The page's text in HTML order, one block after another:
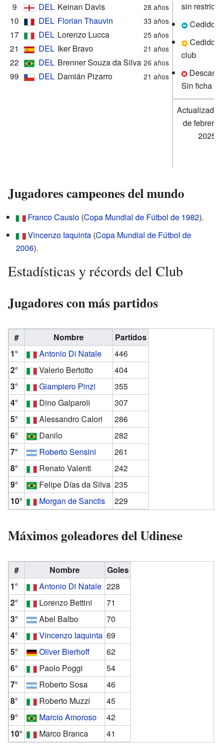
9 DEL Keinan Davis 28 años
10 DEL Florian Thauvin 33 años
17 DEL Lorenzo Lucca 25 años
21 DEL Iker Bravo 21 años
22 DEL Brenner Souza da Silva 26 años
99 DEL Damián Pizarro 21 años
sin
Cedido
Cedido
club
Sin ficha
Actualizado
de febrero
2025
Jugadores campeones del mundo
Franco Causio (Copa Mundial de Fútbol de 1982).
Vincenzo Iaquinta (Copa Mundial de Fútbol de
2006).
Estadísticas y récords del Club
Jugadores con más partidos
# Nombre
Partidos
1°
Antonio Di Natale
446
2°
Valerio Bertotto
404
3°
Giampiero Pinzi
355
4°
Dino Galparoli
307
5°
Alessandro Calori
286
6°
Danilo
282
7°
Roberto Sensini
261
8°
Renato Valenti
242
9°
Felipe Días da Silva 235
10°
Morgan de Sanctis 229
Máximos goleadores del Udinese
# Nombre
Goles
1°
Antonio Di Natale 228
2°
Lorenzo Bettini
71
3°
Abel Balbo
70
4°
Vincenzo Iaquinta 69
5°
Oliver Bierhoff
62
6°
Paolo Poggi
54
7°
Roberto Sosa
46
8°
Roberto Muzzi
45
9°
Marcio Amoroso
42
10°
Marco Branca 41